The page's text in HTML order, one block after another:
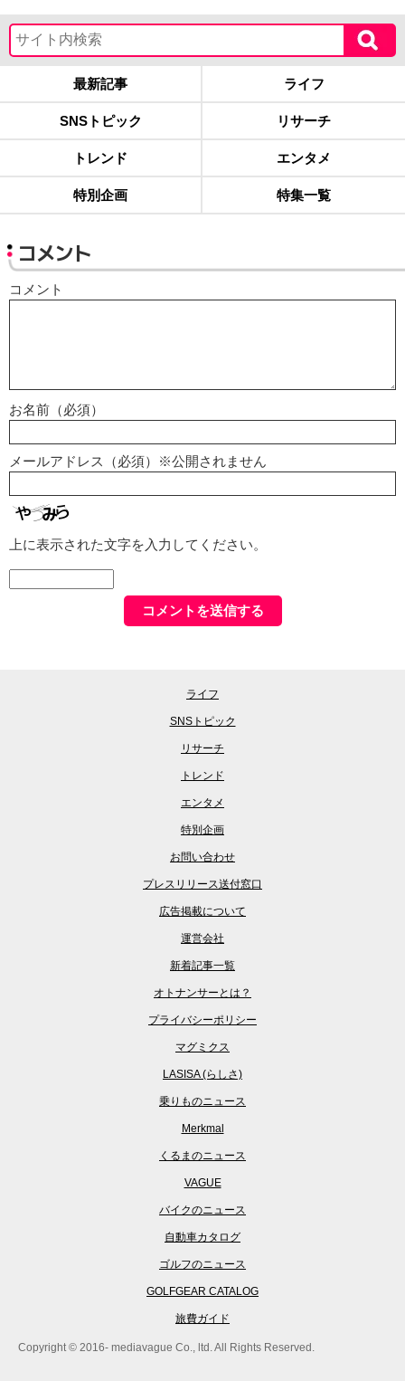
最新記事 ライフ
SNSトピック リサーチ
トレンド エンタメ
特別企画 特集一覧
コメント
コメント
お名前（必須）
メールアドレス（必須）※公開されません
上に表示された文字を入力してください。
ライフ
SNSトピック
リサーチ
トレンド
エンタメ
特別企画
お問い合わせ
プレスリリース送付窓口
広告掲載について
運営会社
新着記事一覧
オトナンサーとは？
プライバシーポリシー
マグミクス
LASISA (らしさ)
乗りものニュース
Merkmal
くるまのニュース
VAGUE
バイクのニュース
自動車カタログ
ゴルフのニュース
GOLFGEAR CATALOG
旅費ガイド
Copyright © 2016- mediavague Co., ltd. All Rights Reserved.